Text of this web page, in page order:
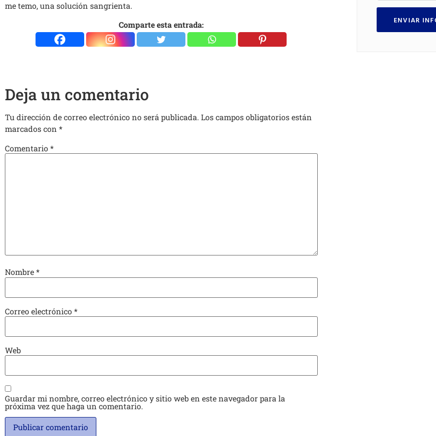
me temo, una solución sangrienta.
Comparte esta entrada:
Deja un comentario
Tu dirección de correo electrónico no será publicada. Los campos obligatorios están
marcados con *
Comentario*
Nombre*
Correo electrónico*
Web
Guardar mi nombre, correo electrónico y sitio web en este navegador para la
próxima vez que haga un comentario.
ENVIAR